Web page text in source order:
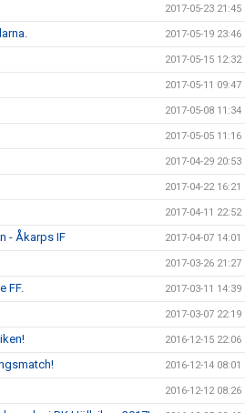
2017-05-23 21:45
2017-05-19 23:46
2017-05-15 12:32
2017-05-11 09:47
2017-05-08 11:34
2017-05-05 11:16
2017-04-29 20:53
2017-04-22 16:21
2017-04-11 22:52
- Åkarps IF 2017-04-07 14:01
2017-03-26 21:27
FF. 2017-03-11 14:39
2017-03-07 22:19
2016-12-15 22:06
2016-12-14 08:01
2016-12-12 08:26